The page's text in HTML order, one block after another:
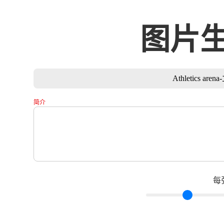
图片
Athletics
简介
每